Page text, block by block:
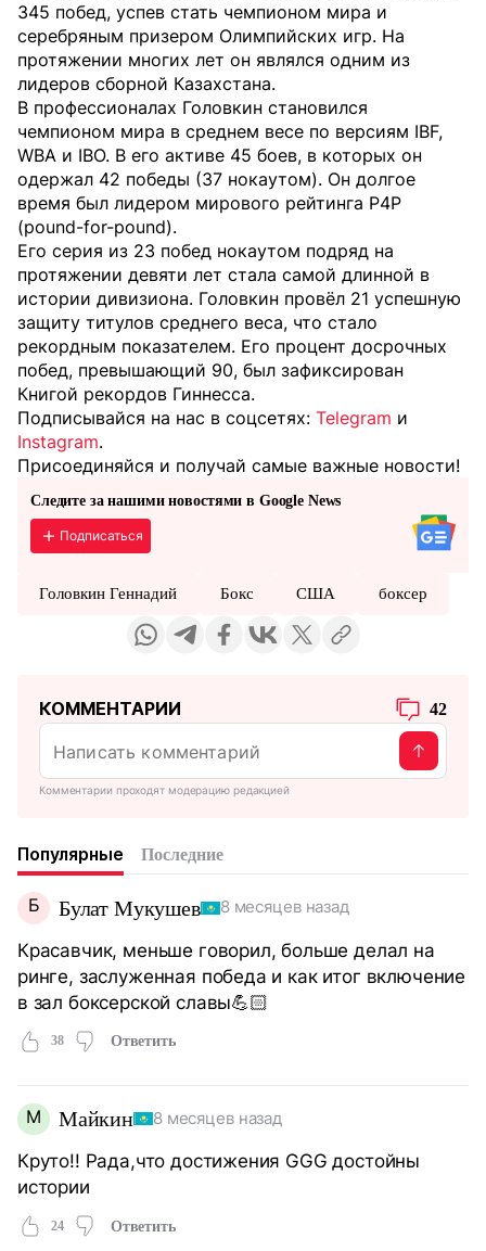
345 побед, успев стать чемпионом мира и
серебряным призером Олимпийских игр. На
протяжении многих лет он являлся одним из
лидеров сборной Казахстана.
В профессионалах Головкин становился
чемпионом мира в среднем весе по версиям IBF,
WBA и IBO. В его активе 45 боев, в которых он
одержал 42 победы (37 нокаутом). Он долгое
время был лидером мирового рейтинга P4P
(pound-for-pound).
Его серия из 23 побед нокаутом подряд на
протяжении девяти лет стала самой длинной в
истории дивизиона. Головкин провёл 21 успешную
защиту титулов среднего веса, что стало
рекордным показателем. Его процент досрочных
побед, превышающий 90, был зафиксирован
Книгой рекордов Гиннесса.
Подписывайся на нас в соцсетях: Telegram и
Instagram.
Присоединяйся и получай самые важные новости!
Следите за нашими новостями в Google News
Подписаться
Головкин Геннадий Бокс США боксер
КОММЕНТАРИИ 42
Комментарии проходят модерацию редакцией
Популярные Последние
Б Булат Мукушев 8 месяцев назад
Красавчик, меньше говорил, больше делал на
ринге, заслуженная победа и как итог включение
в зал боксерской славы💪🏻
38 Ответить
М Майкин 8 месяцев назад
Круто!! Рада,что достижения GGG достойны
истории
24 Ответить